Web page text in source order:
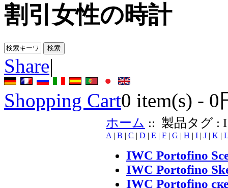
割引女性の時計
Share|
Shopping Cart0 item(s) - 0
ホーム :: 製品タグ : I
A | B | C | D | E | F | G | H | I | J | K | L
IWC Portofino
IWC Portofino
IWC Portofino